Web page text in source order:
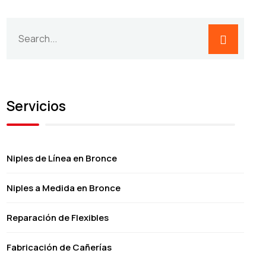
Servicios
Niples de Línea en Bronce
Niples a Medida en Bronce
Reparación de Flexibles
Fabricación de Cañerías